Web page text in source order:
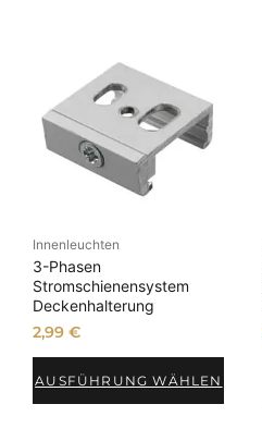
Innenleuchten
3-Phasen
Stromschienensystem
Deckenhalterung
2,99€
AUSFÜHRUNG WÄHLEN